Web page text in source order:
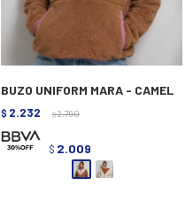
BUZO UNIFORM MARA - CAMEL
$ 2.232 $ 2.790
$ 2.009